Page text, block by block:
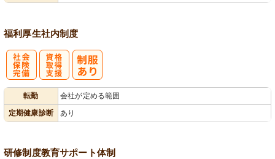
福利厚生社内制度
転勤
会社が定める範囲
定期健康診断
あり
研修制度教育サポート体制